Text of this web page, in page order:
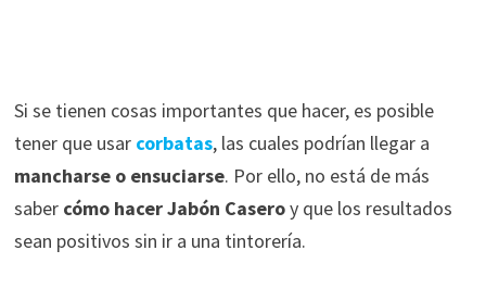
Si se tienen cosas importantes que hacer, es posible
tener que usar corbatas, las cuales podrían llegar a
mancharse o ensuciarse. Por ello, no está de más
saber cómo hacer Jabón Caseroy que los resultados
sean positivos sin ir a una tintorería.